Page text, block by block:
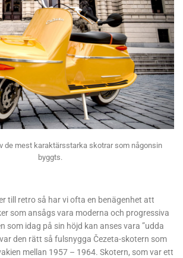
de mest karaktärsstarka skotrar som någonsin
byggts.
till retro så har vi ofta en benägenhet att
som ansågs vara moderna och progressiva
som idag på sin höjd kan anses vara ”udda
den rätt så fulsnygga Čezeta-skotern som
mellan 1957 – 1964. Skotern, som var ett